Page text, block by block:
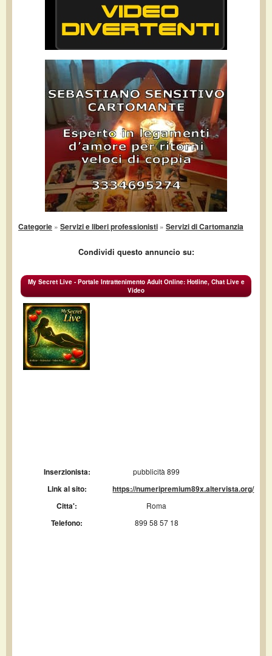
Categorie » Servizi e liberi professionisti » Servizi di Cartomanzia
Condividi questo annuncio su:
My Secret Live - Portale Intrattenimento Adult Online: Hotline, Chat Live e
Video
Inserzionista: pubblicità 899
Link al sito:
https://numeripremium89x.altervista.org/
Citta':
Roma
Telefono: 899 58 57 18